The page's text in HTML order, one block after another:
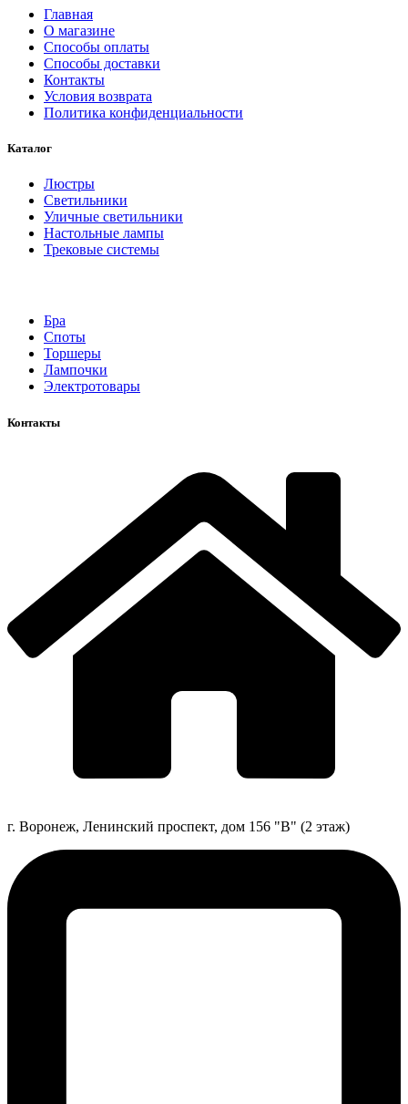
Главная
О магазине
Способы оплаты
Способы доставки
Контакты
Условия возврата
Политика конфиденциальности
Каталог
Люстры
Светильники
Уличные светильники
Настольные лампы
Трековые системы
Бра
Споты
Торшеры
Лампочки
Электротовары
Контакты
г. Воронеж, Ленинский проспект, дом 156 "В" (2 этаж)